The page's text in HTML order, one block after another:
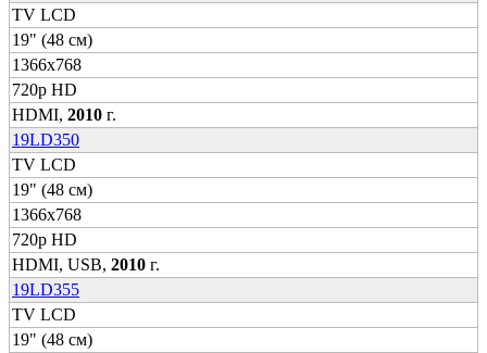
TV LCD
19" (48 см)
1366x768
720p HD
HDMI, 2010 г.
19LD350
TV LCD
19" (48 см)
1366x768
720p HD
HDMI, USB, 2010 г.
19LD355
TV LCD
19" (48 см)